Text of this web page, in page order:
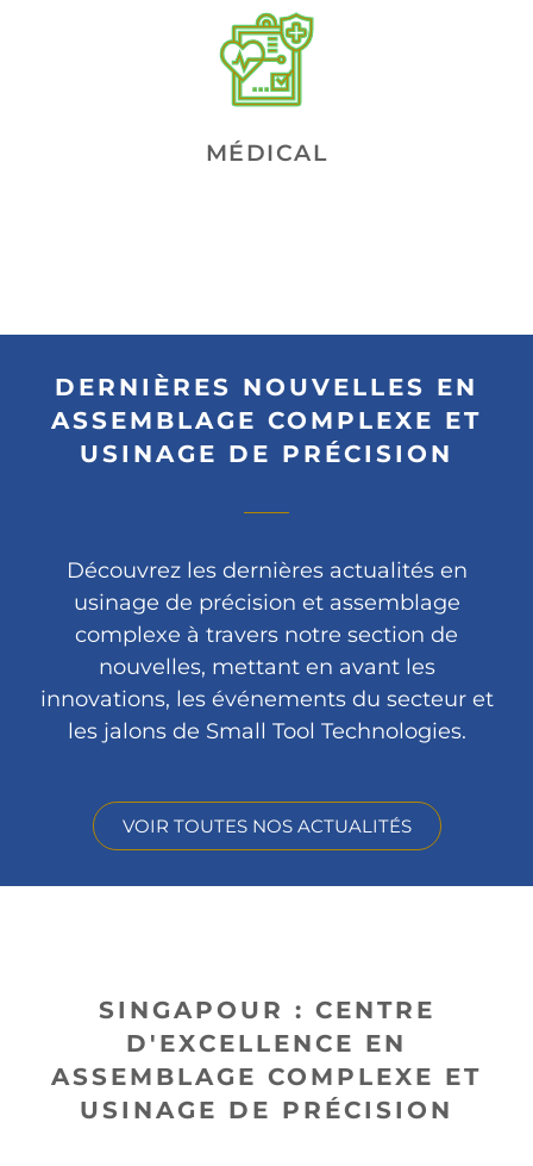
MÉDICAL
DERNIÈRES NOUVELLES EN
ASSEMBLAGE COMPLEXE ET
USINAGE DE PRÉCISION
Découvrez les dernières actualités en
usinage de précision et assemblage
complexe à travers notre section de
nouvelles, mettant en avant les
innovations, les événements du secteur et
les jalons de Small Tool Technologies.
VOIR TOUTES NOS ACTUALITÉS
SINGAPOUR : CENTRE
D'EXCELLENCE EN
ASSEMBLAGE COMPLEXE ET
USINAGE DE PRÉCISION